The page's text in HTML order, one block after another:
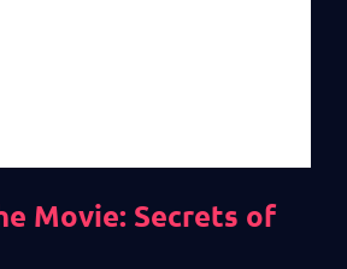
Movie: Secrets of